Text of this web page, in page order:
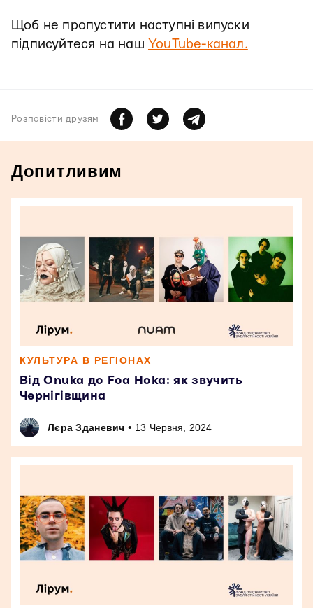
Щоб не пропустити наступні випуски
підписуйтеся на наш YouTube-канал.
Розповiсти друзям
Допитливим
КУЛЬТУРА В РЕГІОНАХ
Від Onuka до Foa Hoka: як звучить
Чернігівщина
Лєра Зданевич • 13 Червня, 2024